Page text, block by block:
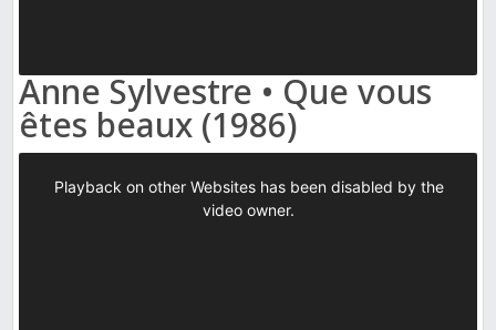
Anne Sylvestre • Que vous
êtes beaux (1986)